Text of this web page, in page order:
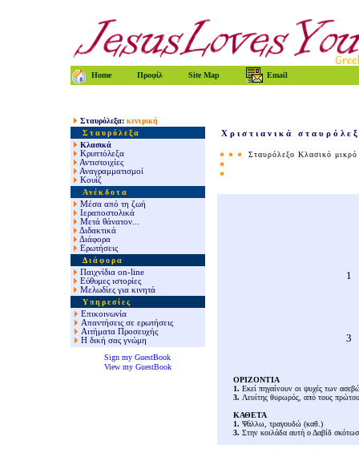
Home Προφίλ Site Map Email
Σταυρόλεξα: κεντρική
Σταυρόλεξα
Κλασικά
Κρυπτόλεξα
Αντιστοιχίες
Αναγραμματισμοί
Κουίζ
Ανέκδοτα
Μέσα από τη ζωή
Ιεραποστολικά
Μετά θάνατον...
Διδακτικά
Διάφορα
Ερωτήσεις
Διάφορα
Παιχνίδια on-line
Εύθυμες ιστορίες
Μελωδίες για κινητά
Υπηρεσίες
Επικοινωνία
Απαντήσεις σε ερωτήσεις
Αιτήματα Προσευχής
Η δική σας γνώμη
Sign my GuestBook
View my GuestBook
Χριστιανικά σταυρόλε
Σταυρόλεξο Κλασικό
1
3
ΟΡΙΖΟΝΤΙΑ
1. Εκεί πηγαίνουν οι ψυχές των
3. Λευίτης θυρωρός, από τους
ΚΑΘΕΤΑ
1. Ψάλλω, τραγουδώ (καθ.)
3. Στην κοιλάδα αυτή ο Δαβίδ